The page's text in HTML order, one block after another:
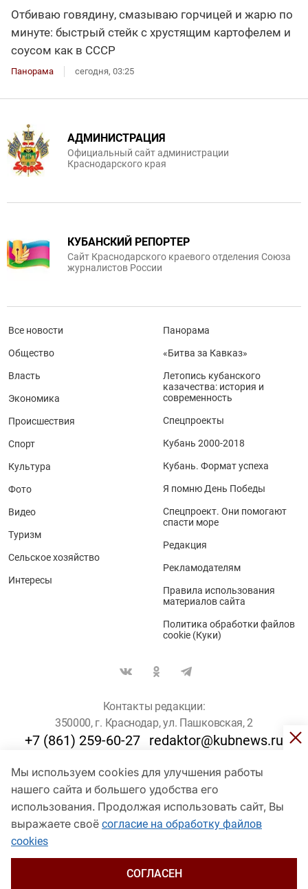
Отбиваю говядину, смазываю горчицей и жарю по
минуте: быстрый стейк с хрустящим картофелем и
соусом как в СССР
Панорама сегодня, 03:25
Мы используем cookies для улучшения работы
нашего сайта и большего удобства его
использования. Продолжая использовать сайт, Вы
выражаете своё согласие на обработку файлов
cookies
СОГЛАСЕН
АДМИНИСТРАЦИЯ
Официальный сайт администрации
Краснодарского края
КУБАНСКИЙ РЕПОРТЕР
Сайт Краснодарского краевого отделения Союза
журналистов России
Все новости
Общество
Власть
Экономика
Происшествия
Спорт
Культура
Фото
Видео
Туризм
Сельское хозяйство
Интересы
Панорама
«Битва за Кавказ»
Летопись кубанского
казачества: история и
современность
Спецпроекты
Кубань 2000-2018
Кубань. Формат успеха
Я помню День Победы
Спецпроект. Они помогают
спасти море
Редакция
Рекламодателям
Правила использования
материалов сайта
Политика обработки файлов
cookie (Куки)
Контакты редакции:
350000, г. Краснодар, ул. Пашковская, 2
+7 (861) 259-60-27 redaktor@kubnews.ru
Для пользователей старше 16 лет
© Кубанские Новости, 2017
Сетевое издание «kubnews» зарегистрировано Федеральной
службой по надзору в сфере связи, информационных технологий
и массовых коммуникаций (Роскомнадзор). Регистрационный
Пашковская, 2). Главный редактор – Филиппов О. Ю.